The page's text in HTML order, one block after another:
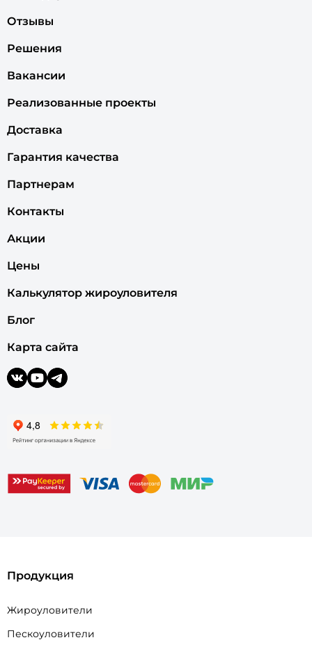
Отзывы
Решения
Вакансии
Реализованные проекты
Доставка
Гарантия качества
Партнерам
Контакты
Акции
Цены
Калькулятор жироуловителя
Блог
Карта сайта
Продукция
Жироуловители
Пескоуловители